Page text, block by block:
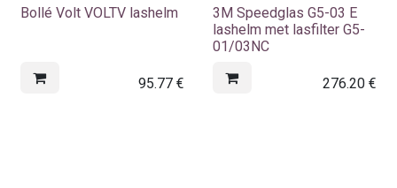
Bollé Volt VOLTV lashelm
95.77€
3M Speedglas G5-03 E
lashelm met lasfilter G5-
01/03NC
276.20€